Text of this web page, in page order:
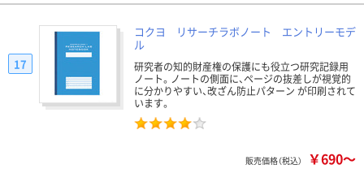
コクヨ リサーチラボノート エントリーモデ
ル
研究者の知的財産権の保護にも役立つ研究記録用
ノート。ノートの側面に、ページの抜差しが視覚的
に分かりやすい、改ざん防止パターン が印刷されて
います。
17
販売価格（税込） ￥690～